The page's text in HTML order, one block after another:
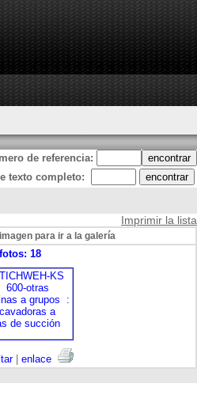
de referencia:
texto completo:
Imprimir la lista
para ir a la galería
fotos: 18
| enlace